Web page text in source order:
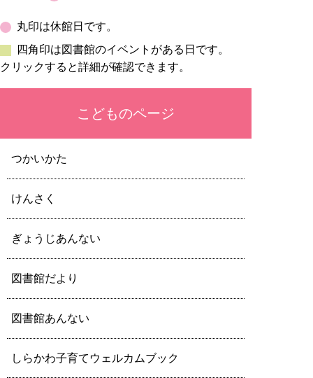
丸印は休館日です。
四角印は図書館のイベントがある日です。
クリックすると詳細が確認できます。
こどものページ
つかいかた
けんさく
ぎょうじあんない
図書館だより
図書館あんない
しらかわ子育てウェルカムブック